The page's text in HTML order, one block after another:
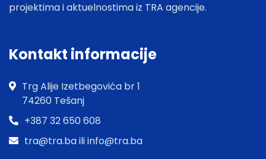
projektima i aktuelnostima iz TRA agencije.
Kontakt informacije
Trg Alije Izetbegovića br 1
74260 Tešanj
+387 32 650 608
tra@tra.ba ili info@tra.ba